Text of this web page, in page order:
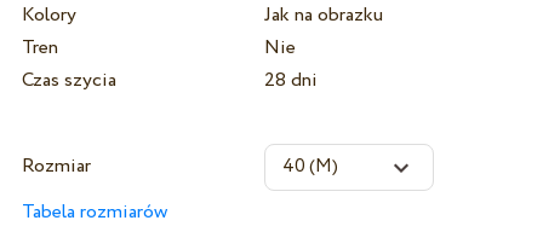
Kolory
Jak na obrazku
Tren
Nie
Czas szycia
28 dni
Rozmiar
Tabela rozmiarów